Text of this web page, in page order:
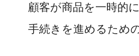
顧客が商品を一時的
手続きを進めるため